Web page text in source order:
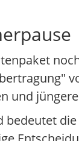
und